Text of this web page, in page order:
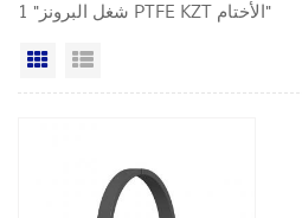
1 "شغل البرونز PTFE KZT الأختام"
عرض شبكي